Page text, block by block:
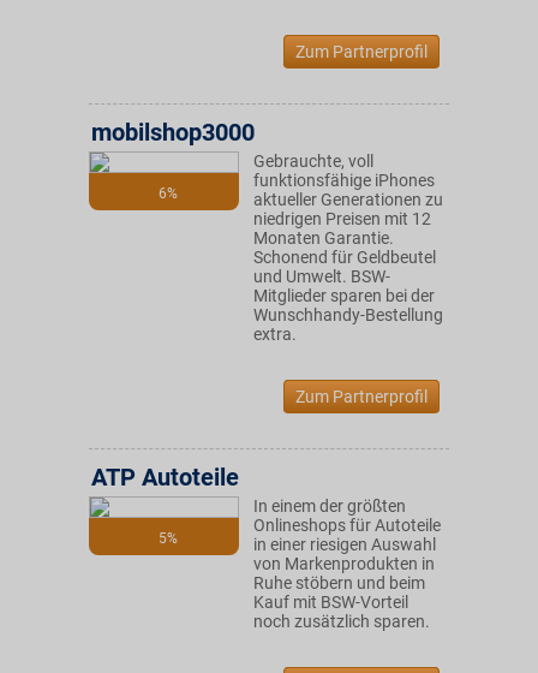
Zum Partnerprofil
6%
mobilshop3000
Gebrauchte, voll
funktionsfähige iPhones
aktueller Generationen zu
niedrigen Preisen mit 12
Monaten Garantie.
Schonend für Geldbeutel
und Umwelt. BSW-
Mitglieder sparen bei der
Wunschhandy-Bestellung
extra.
Zum Partnerprofil
5%
ATP Autoteile
In einem der größten
Onlineshops für Autoteile
in einer riesigen Auswahl
von Markenprodukten in
Ruhe stöbern und beim
Kauf mit BSW-Vorteil
noch zusätzlich sparen.